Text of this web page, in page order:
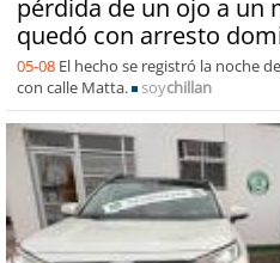
pérdida de un ojo a un
quedó con arresto
05-08 El hecho se registró la noche
con calle Matta.
soychillan